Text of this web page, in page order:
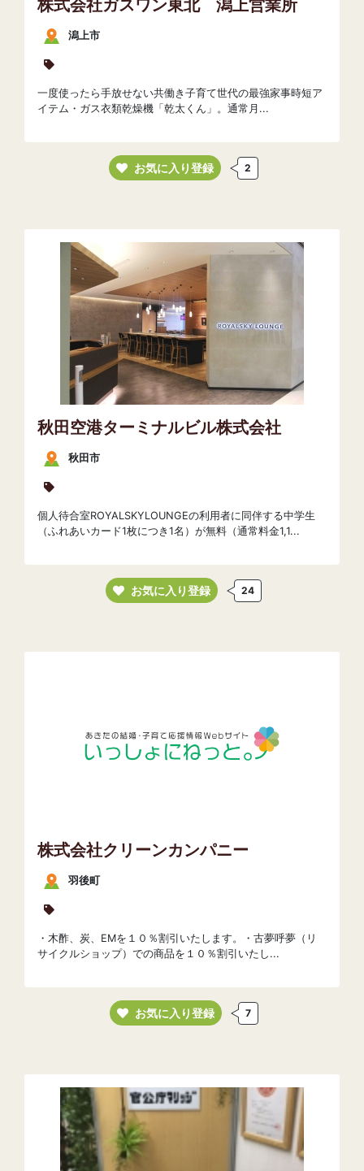
株式会社ガスワン東北 潟上営業所
潟上市
一度使ったら手放せない共働き子育て世代の最強家事時短ア
イテム・ガス衣類乾燥機「乾太くん」。通常月...
お気に入り登録 2
秋田空港ターミナルビル株式会社
秋田市
個人待合室ROYALSKYLOUNGEの利用者に同伴する中学生
（ふれあいカード1枚につき1名）が無料（通常料金1,1...
お気に入り登録 24
株式会社クリーンカンパニー
羽後町
・木酢、炭、EMを１０％割引いたします。・古夢呼夢（リ
サイクルショップ）での商品を１０％割引いたし...
お気に入り登録 7